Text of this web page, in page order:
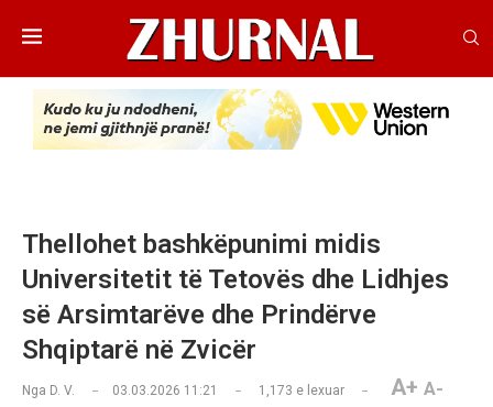
Thellohet bashkëpunimi midis
Universitetit të Tetovës dhe Lidhjes
së Arsimtarëve dhe Prindërve
Shqiptarë në Zvicër
Nga D. V. 03.03.2026 11:21 1,173 e lexuar A+ A-